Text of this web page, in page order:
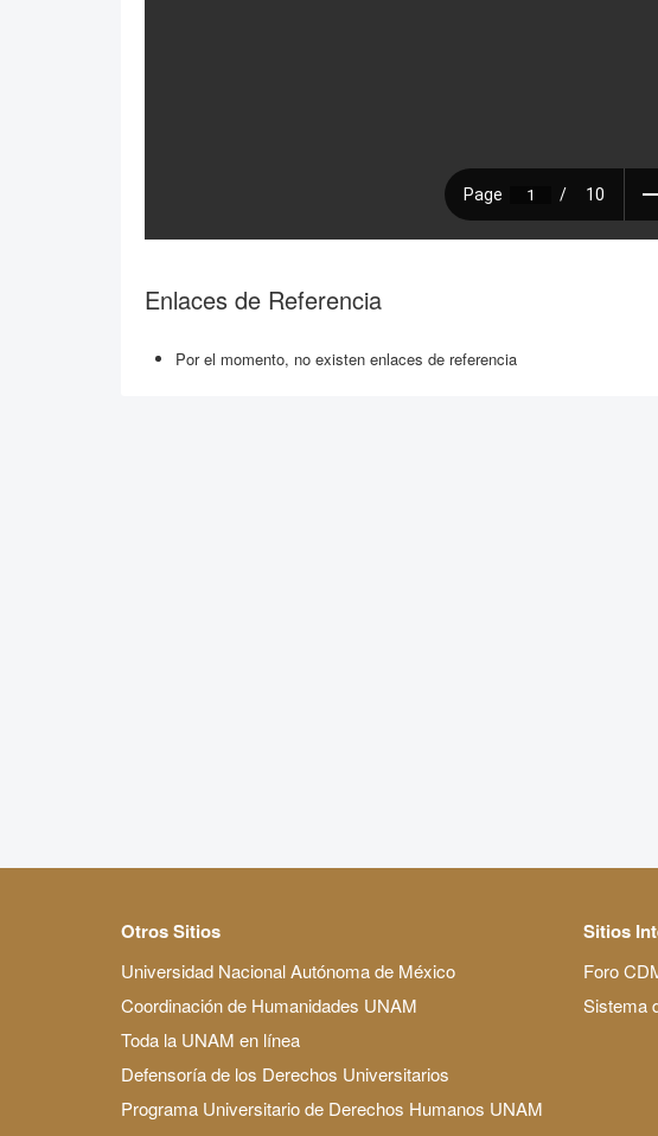
Enlaces de Referencia
Por el momento, no existen enlaces de referencia
Otros Sitios
Universidad Nacional Autónoma de México
Coordinación de Humanidades UNAM
Toda la UNAM en línea
Defensoría de los Derechos Universitarios
Programa Universitario de Derechos Humanos UNAM
Sitios
Foro
Sistema